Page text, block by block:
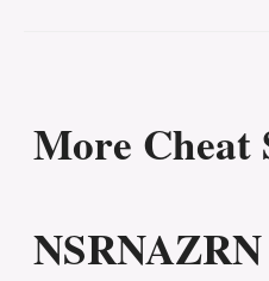
More Cheat
NSRNAZRN